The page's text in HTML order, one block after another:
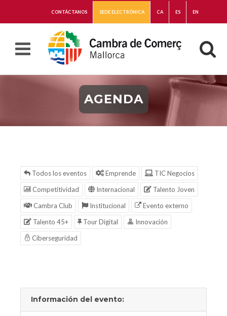
CONTÁCTANOS SEDE ELECTRÓNICA CA ES EN
AGENDA
Todos los eventos Emprende
TIC Negocios
Competitividad
Internacional
Talento Joven
Cambra Club
Institucional
Evento externo
Talento 45+
Tour Digital
Innovación
Ciberseguridad
Información del evento: